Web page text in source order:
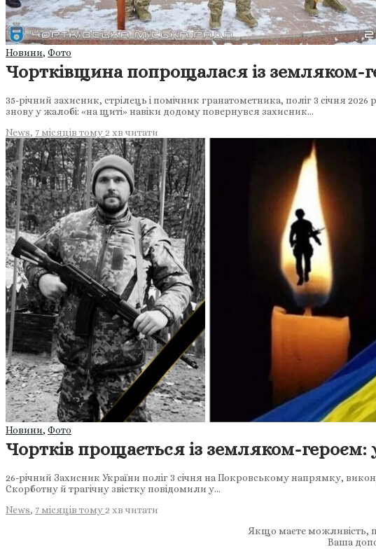
Новини, Фото
Чортківщина попрощалася із земляком-
35-річний захисник, стрілець і помічник гранатометника, поліг 3 січня
знову у жалобі: «на щиті» навіки додому повернувся захисник…
News, 7 місяців тому 2 хв читати
Новини, Фото
Чортків прощається із земляком-
26-річний Захисник України поліг 3 січня на Покровському напрямку,
Скорботну й трагічну звістку повідомили у…
News, 7 місяців тому 2 хв читати
Якщо маєте можливість,
Ваша